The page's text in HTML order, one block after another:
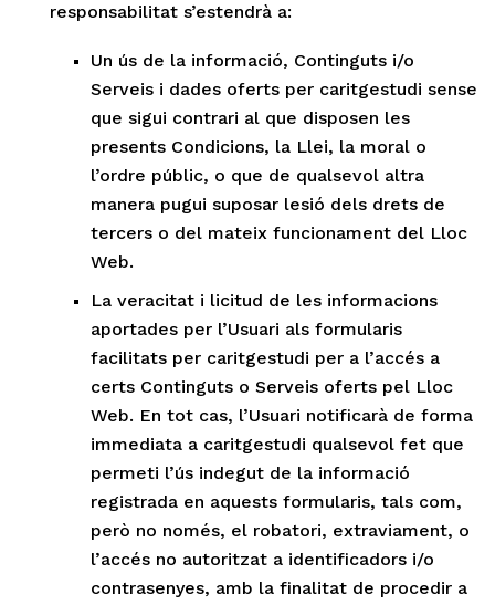
responsabilitat s’estendrà a:
Un ús de la informació, Continguts i/o
Serveis i dades oferts per caritgestudi sense
que sigui contrari al que disposen les
presents Condicions, la Llei, la moral o
l’ordre públic, o que de qualsevol altra
manera pugui suposar lesió dels drets de
tercers o del mateix funcionament del Lloc
Web.
La veracitat i licitud de les informacions
aportades per l’Usuari als formularis
facilitats per caritgestudi per a l’accés a
certs Continguts o Serveis oferts pel Lloc
Web. En tot cas, l’Usuari notificarà de forma
immediata a caritgestudi qualsevol fet que
permeti l’ús indegut de la informació
registrada en aquests formularis, tals com,
però no només, el robatori, extraviament, o
l’accés no autoritzat a identificadors i/o
contrasenyes, amb la finalitat de procedir a